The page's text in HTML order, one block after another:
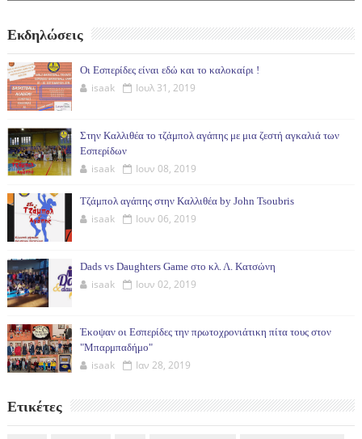
Εκδηλώσεις
Οι Εσπερίδες είναι εδώ και το καλοκαίρι !
isaak Ιουλ 31, 2019
Στην Καλλιθέα το τζάμπολ αγάπης με μια ζεστή αγκαλιά των
Εσπερίδων
isaak Ιουν 08, 2019
Τζάμπολ αγάπης στην Καλλιθέα by John Tsoubris
isaak Ιουν 06, 2019
Dads vs Daughters Game στο κλ. Λ. Κατσώνη
isaak Ιουν 02, 2019
Έκοψαν οι Εσπερίδες την πρωτοχρονιάτικη πίτα τους στον
"Μπαρμπαδήμο"
isaak Ιαν 28, 2019
Ετικέτες